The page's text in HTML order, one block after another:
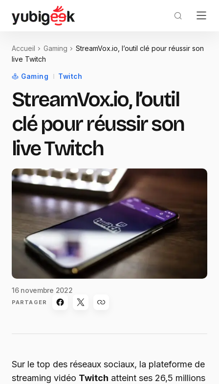
Accueil Gaming
StreamVox.io, l’outil clé pour réussir son
live Twitch
Gaming Twitch
StreamVox.io, l’outil
clé pour réussir son
live Twitch
16 novembre 2022
PARTAGER
Sur le top des réseaux sociaux, la plateforme de
streaming vidéo Twitch atteint ses 26,5 millions